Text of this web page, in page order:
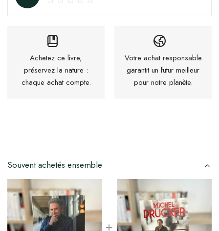
Achetez ce livre,
préservez la nature :
chaque achat compte.
Votre achat responsable
garantit un futur meilleur
pour notre planète.
Souvent achetés ensemble